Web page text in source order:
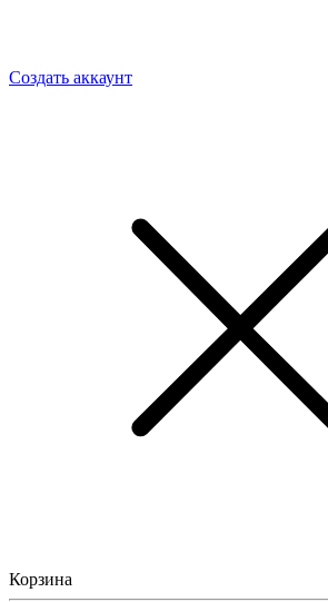
Создать аккаунт
Корзина